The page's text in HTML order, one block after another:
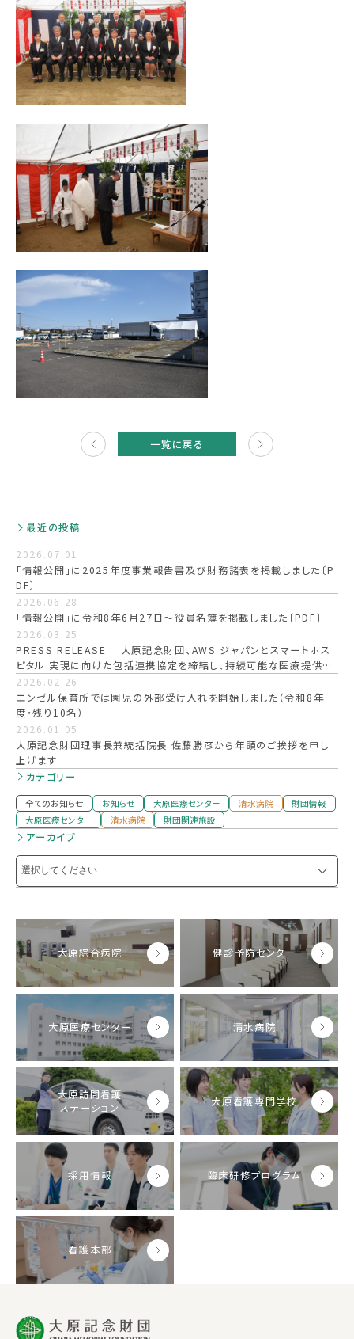
記事
へ
一覧に戻る
最近の投稿
2026.07.01
「情報公開」に2025年度事業報告書及び財務諸表を掲載しました〔P
DF〕
2026.06.28
「情報公開」に令和8年6月27日～役員名簿を掲載しました〔PDF〕
2026.03.25
PRESS RELEASE 大原記念財団、AWS ジャパンとスマートホス
ピタル 実現に向けた包括連携協定を締結し、持続可能な医療提供を
目指す
2026.02.26
エンゼル保育所では園児の外部受け入れを開始しました（令和8年
度・残り10名）
2026.01.05
大原記念財団理事長兼統括院長 佐藤勝彦から年頭のご挨拶を申し
上げます
カテゴリー
全てのお知らせ お知らせ 大原医療センター 清水病院
財団情報
大原医療センター
清水病院 財団関連施設
アーカイブ
大原綜合病院 健診予防センター
大原医療センター 清水病院
大原訪問看護
ステーション
大原看護専門学校
採用情報 臨床研修プログラム
看護本部